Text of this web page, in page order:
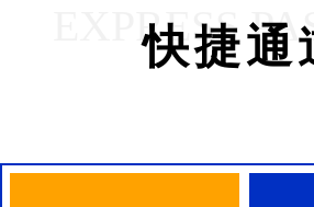
EXPRESS
快捷通